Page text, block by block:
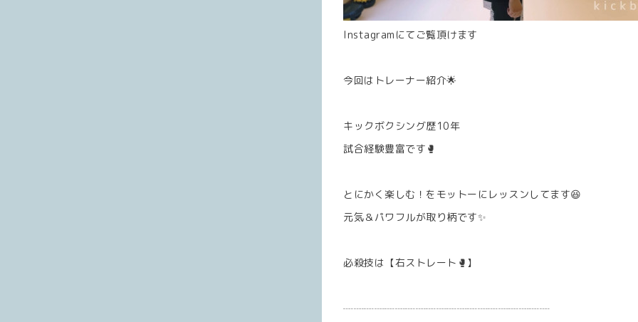
Instagramにてご覧頂けます
今回はトレーナー紹介🌟
キックボクシング歴10年
試合経験豊富です🥊
とにかく楽しむ！をモットーにレッスンしてます😆
元気＆パワフルが取り柄です✨
必殺技は【右ストレート🥊】
┈┈┈┈┈┈┈┈┈┈┈┈┈┈┈┈┈┈┈┈